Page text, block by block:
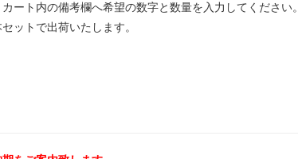
ート内の備考欄へ希望の数字と数量を入力してください。
ットで出荷いたします。